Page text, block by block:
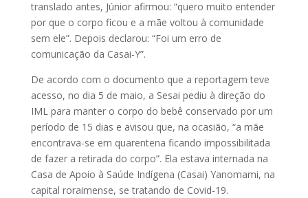
translado antes, Júnior afirmou: “quero muito entender
por que o corpo ficou e a mãe voltou à comunidade
sem ele”. Depois declarou: “Foi um erro de
comunicação da Casai-Y”.
De acordo com o documento que a reportagem teve
acesso, no dia 5 de maio, a Sesai pediu à direção do
IML para manter o corpo do bebê conservado por um
período de 15 dias e avisou que, na ocasião, “a mãe
encontrava-se em quarentena ficando impossibilitada
de fazer a retirada do corpo”. Ela estava internada na
Casa de Apoio à Saúde Indígena (Casai) Yanomami, na
capital roraimense, se tratando de Covid-19.